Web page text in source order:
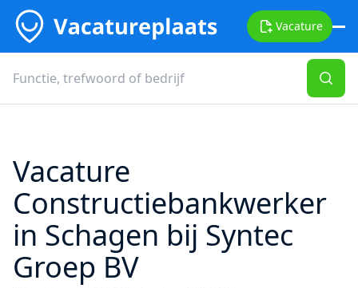
Vacature
Vacature
Constructiebankwerker
in Schagen bij Syntec
Groep BV